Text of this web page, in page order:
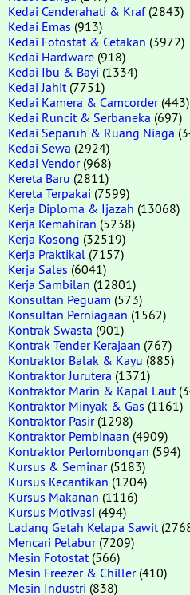
Kedai Cenderahati & Kraf(2843)
Kedai Emas (913)
Kedai Fotostat & Cetakan (3972)
Kedai Hardware (918)
Kedai Ibu & Bayi (1334)
Kedai Jahit (7751)
Kedai Kamera & Camcorder(443)
Kedai Runcit & Serbaneka (697)
Kedai Separuh & Ruang Niaga
Kedai Sewa (2924)
Kedai Vendor(968)
Kereta Baru (2811)
Kereta Terpakai (7599)
Kerja Diploma & Ijazah (13068)
Kerja Kemahiran (5238)
Kerja Kosong (32519)
Kerja Praktikal (7157)
Kerja Sales (6041)
Kerja Sambilan (12801)
Konsultan Peguam (573)
Konsultan Perniagaan (1562)
Kontrak Swasta (901)
Kontrak Tender Kerajaan (767)
Kontraktor Balak & Kayu (885)
Kontraktor Jurutera (1371)
Kontraktor Marin & Kapal Laut
Kontraktor Minyak & Gas (1161)
Kontraktor Pasir(1298)
Kontraktor Pembinaan (4909)
Kontraktor Perlombongan (594)
Kursus & Seminar(5183)
Kursus Kecantikan (1204)
Kursus Makanan (1116)
Kursus Motivasi (494)
Ladang Getah Kelapa Sawit
Mencari Pelabur(7209)
Mesin Fotostat (566)
Mesin Freezer & Chiller(410)
Mesin Industri (838)